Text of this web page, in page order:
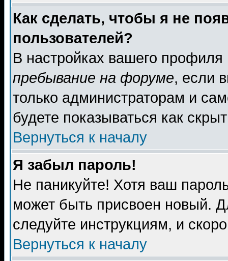
Как сделать, чтобы я не
пользователей?
В настройках вашего
пребывание на форуме, если
только администраторам и
будете показываться как
Вернуться к началу
Я забыл пароль!
Не паникуйте! Хотя ваш
может быть присвоен новый.
следуйте инструкциям, и
Вернуться к началу